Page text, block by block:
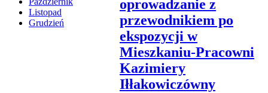
Listopad
Grudzień
oprowadzanie z
przewodnikiem po
ekspozycji w
Mieszkaniu-Pracowni
Kazimiery
Iłłakowiczówny